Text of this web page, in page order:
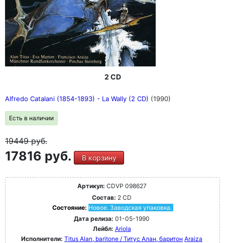
2 CD
Alfredo Catalani (1854-1893) - La Wally (2 CD) (1990)
Есть в наличии
19449руб.
17816 руб. В корзину
Артикул: CDVP 098627
Состав: 2 CD
Состояние: Новое. Заводская упаковка.
Дата релиза: 01-05-1990
Лейбл: Ariola
Исполнители: Titus Alan, baritone / Титус Алан, баритон Araiza